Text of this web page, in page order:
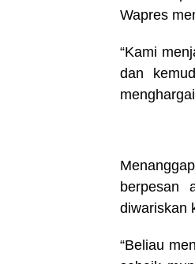
Wapres
“Kami
dan
berpesan
diwariskan
“Beliau